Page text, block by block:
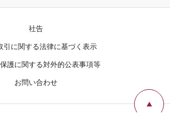
社告
引に関する法律に基づく表示
護に関する対外的公表事項等
お問い合わせ